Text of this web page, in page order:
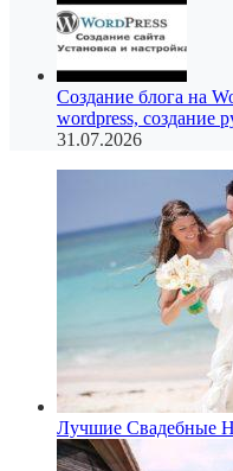
Создание блога на
wordpress, создание
31.07.2026
Лучшие Свадебные